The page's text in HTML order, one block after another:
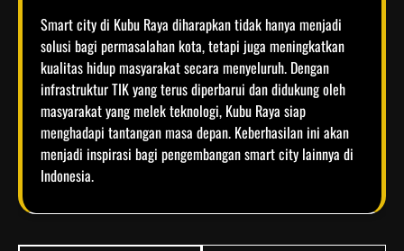
Smart city di Kubu Raya diharapkan tidak hanya menjadi
solusi bagi permasalahan kota, tetapi juga meningkatkan
kualitas hidup masyarakat secara menyeluruh. Dengan
infrastruktur TIK yang terus diperbarui dan didukung oleh
masyarakat yang melek teknologi, Kubu Raya siap
menghadapi tantangan masa depan. Keberhasilan ini akan
menjadi inspirasi bagi pengembangan smart city lainnya di
Indonesia.